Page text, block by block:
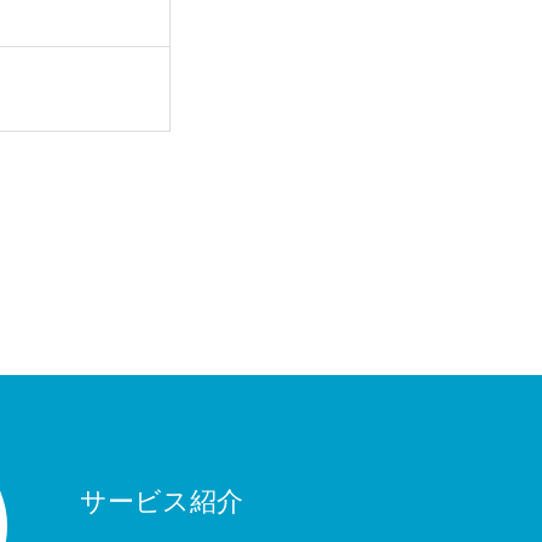
サービス紹介